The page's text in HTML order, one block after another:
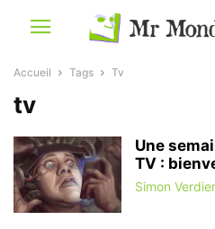
Accueil Tags Tv
tv
Une
TV :
Simon